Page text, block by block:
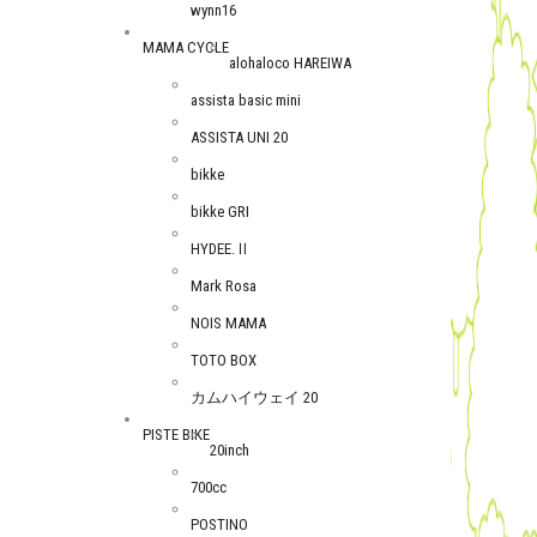
wynn16
MAMA CYCLE
alohaloco HAREIWA
assista basic mini
ASSISTA UNI 20
bikke
bikke GRI
HYDEE.Ⅱ
Mark Rosa
NOIS MAMA
TOTO BOX
カムハイウェイ 20
PISTE BIKE
20inch
700cc
POSTINO